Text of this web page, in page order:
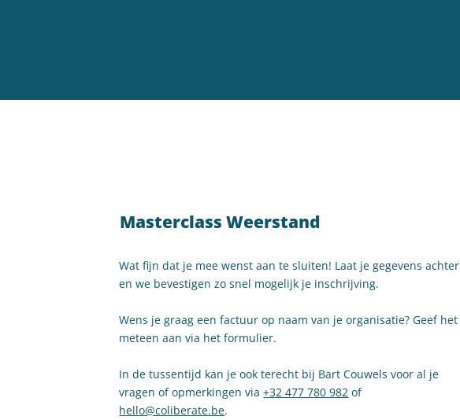
Masterclass Weerstand
Wat fijn dat je mee wenst aan te sluiten! Laat je gegevens achter
en we bevestigen zo snel mogelijk je inschrijving.
Wens je graag een factuur op naam van je organisatie? Geef het
meteen aan via het formulier.
In de tussentijd kan je ook terecht bij Bart Couwels voor al je
vragen of opmerkingen via+32 477 780 982 of
hello@coliberate.be.